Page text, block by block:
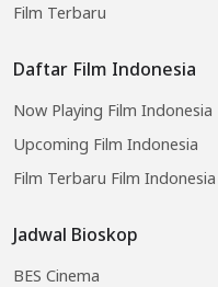
Film Terbaru
Daftar Film Indonesia
Now Playing Film Indonesia
Upcoming Film Indonesia
Film Terbaru Film Indonesia
Jadwal Bioskop
BES Cinema